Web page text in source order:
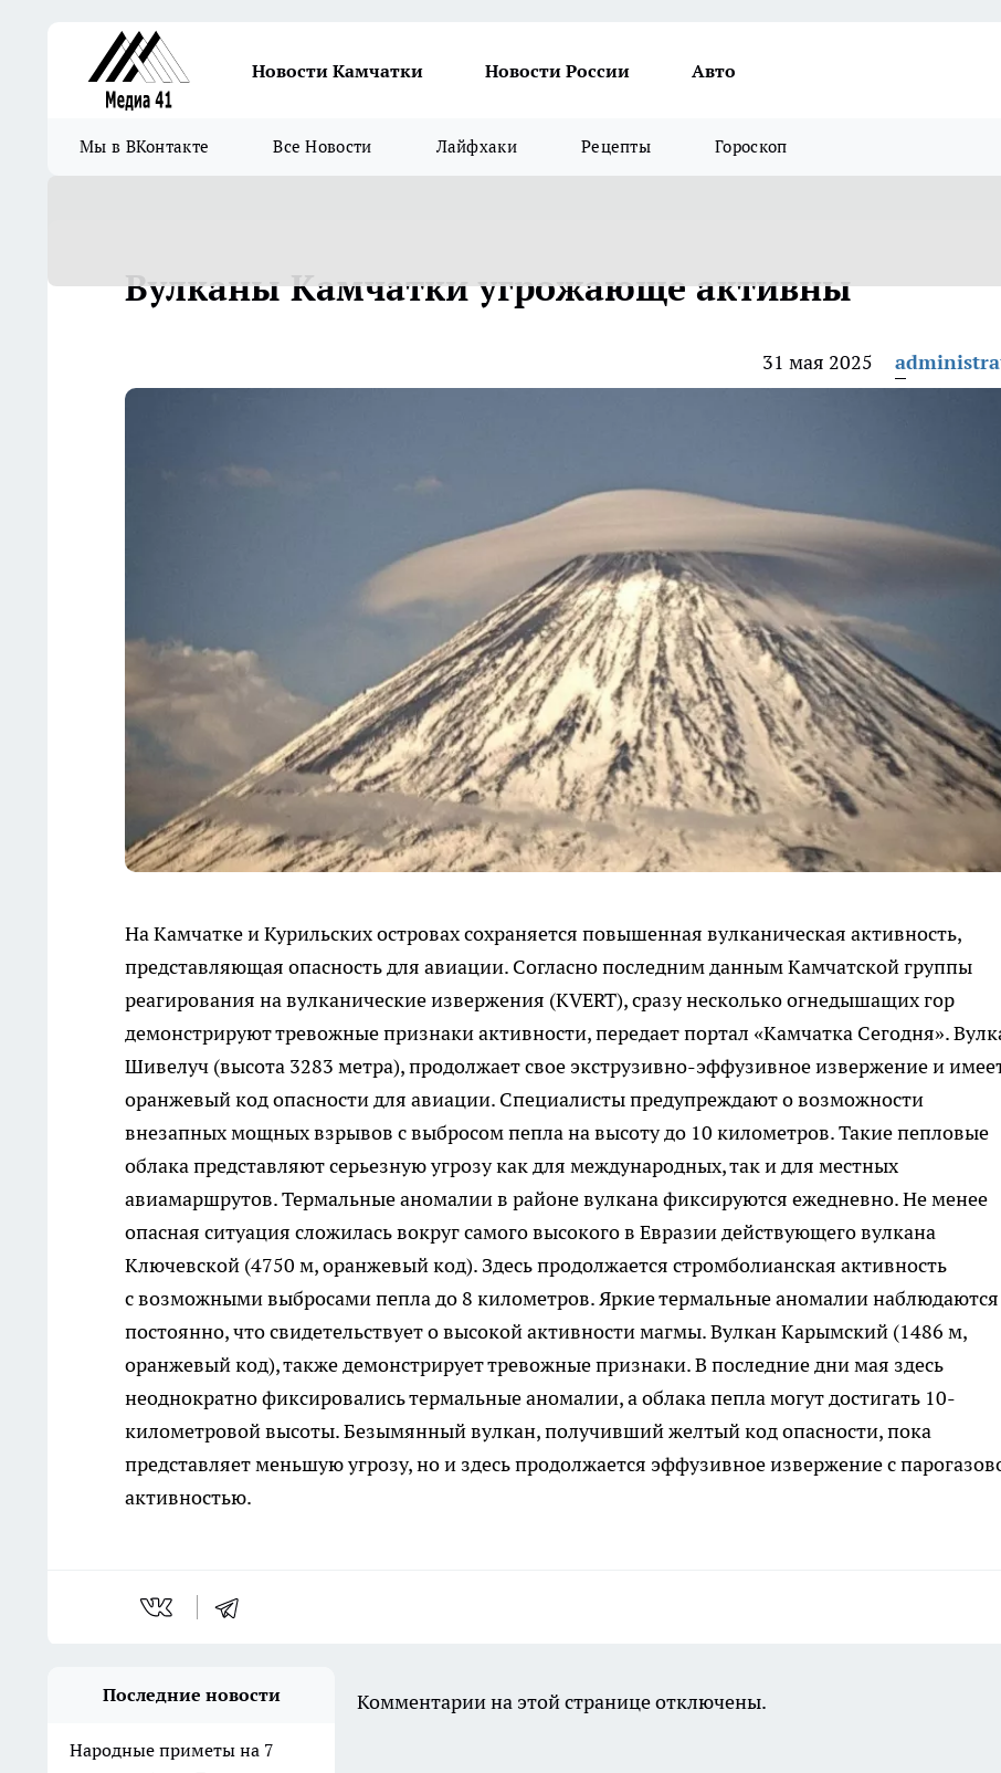
Новости Камчатки Новости России Авто
Мы в ВКонтакте Все Новости Лайфхаки Рецепты Гороскоп
Вулканы Камчатки угрожающе активны
31 мая 2025
На Камчатке и Курильских островах сохраняется повышенная вулканическая активность,
представляющая опасность для авиации. Согласно последним данным Камчатской группы
реагирования на вулканические извержения (KVERT), сразу несколько огнедышащих гор
демонстрируют тревожные признаки активности, передает портал «Камчатка Сегодня».
Шивелуч (высота 3283 метра), продолжает свое экструзивно-эффузивное извержение и
оранжевый код опасности для авиации. Специалисты предупреждают о возможности
внезапных мощных взрывов с выбросом пепла на высоту до 10 километров. Такие пепловые
облака представляют серьезную угрозу как для международных, так и для местных
авиамаршрутов. Термальные аномалии в районе вулкана фиксируются ежедневно. Не менее
опасная ситуация сложилась вокруг самого высокого в Евразии действующего вулкана
Ключевской (4750 м, оранжевый код). Здесь продолжается стромболианская активность
с возможными выбросами пепла до 8 километров. Яркие термальные аномалии наблюдаются
постоянно, что свидетельствует о высокой активности магмы. Вулкан Карымский (1486 м,
оранжевый код), также демонстрирует тревожные признаки. В последние дни мая здесь
неоднократно фиксировались термальные аномалии, а облака пепла могут достигать 10-
километровой высоты. Безымянный вулкан, получивший желтый код опасности, пока
представляет меньшую угрозу, но и здесь продолжается эффузивное извержение с
активностью.
Последние новости
Народные приметы на 7
Комментарии на этой странице отключены.